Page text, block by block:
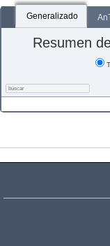
Generalizado
Resumen